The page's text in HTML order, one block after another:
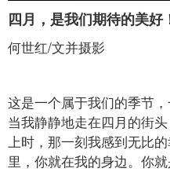
四月，是我们期待的美好
何世红/文并摄影
这是一个属于我们的季节
当我静静地走在四月的街
上时，那一刻我感到无比
里，你就在我的身边。你